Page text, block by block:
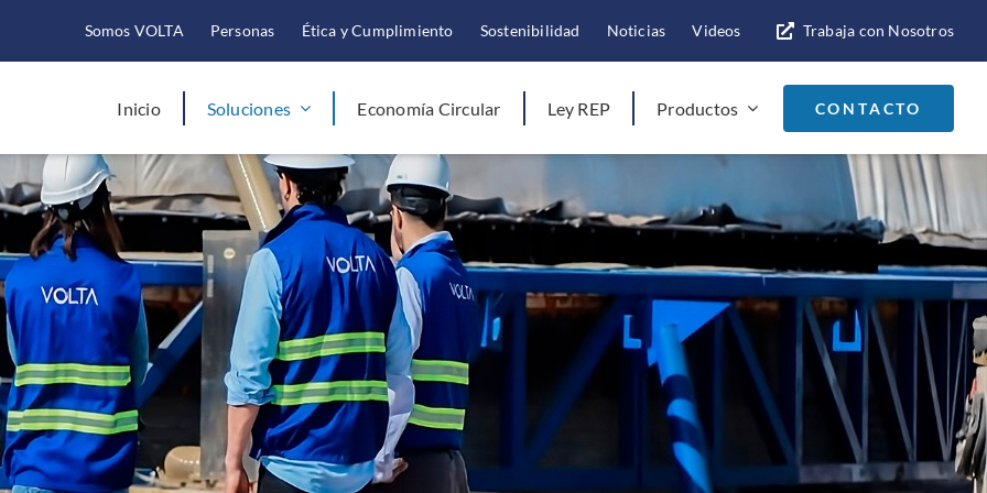
Somos VOLTA Personas Ética y Cumplimiento Sostenibilidad Noticias Videos Trabaja con Nosotros
Inicio Soluciones Economía Circular Ley REP Productos CONTACTO